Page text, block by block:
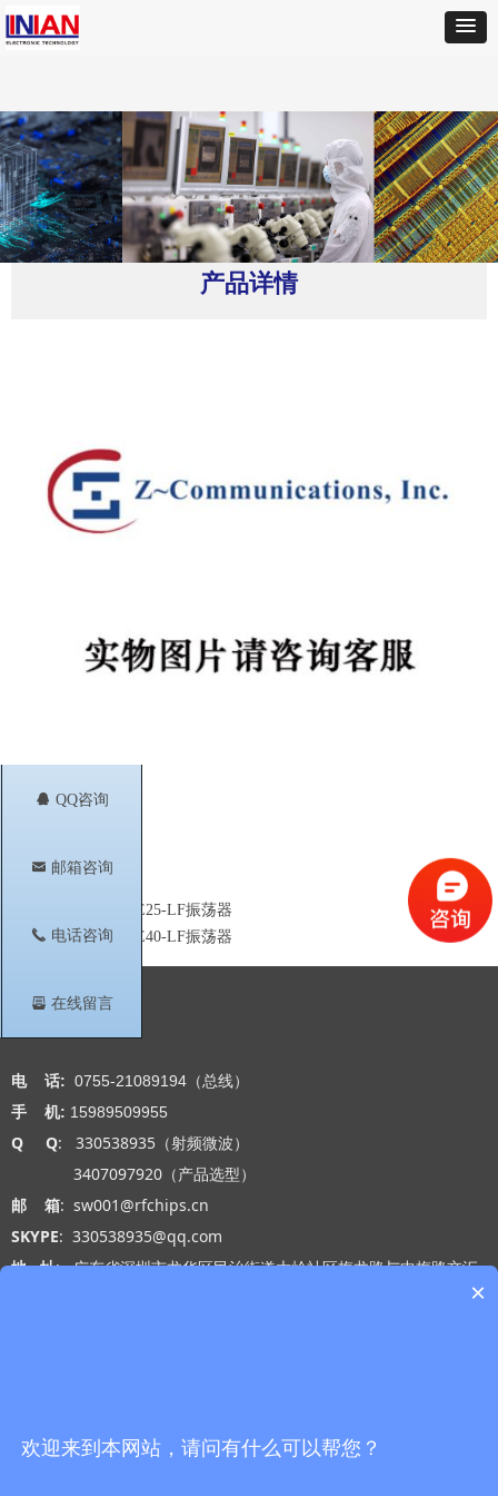
뀩 QQ咨询
낂 邮箱咨询
끅 电话咨询
뀣 在线留言
首页 ꄲ Z-COMM ꄲ V950ME09-LF振荡器
产品详情
V950ME25-LF振荡器
后一个： V940ME40-LF振荡器
电 话: 0755-21089194（总线）
手 机: 15989509955
Q Q: 330538935（射频微波）
3407097920（产品选型）
邮 箱: sw001@rfchips.cn
SKYPE: 330538935@qq.com
地 址: 广东省深圳市龙华区民治街道大岭社区梅龙路与中梅路交汇
×
欢迎来到本网站，请问有什么可以帮您？